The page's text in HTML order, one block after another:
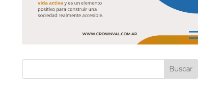
Buscar